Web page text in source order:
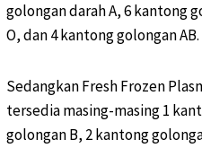
golongan darah A, 6 kantong
O, dan 4 kantong golongan AB.
Sedangkan Fresh Frozen
tersedia masing-masing 1
golongan B, 2 kantong